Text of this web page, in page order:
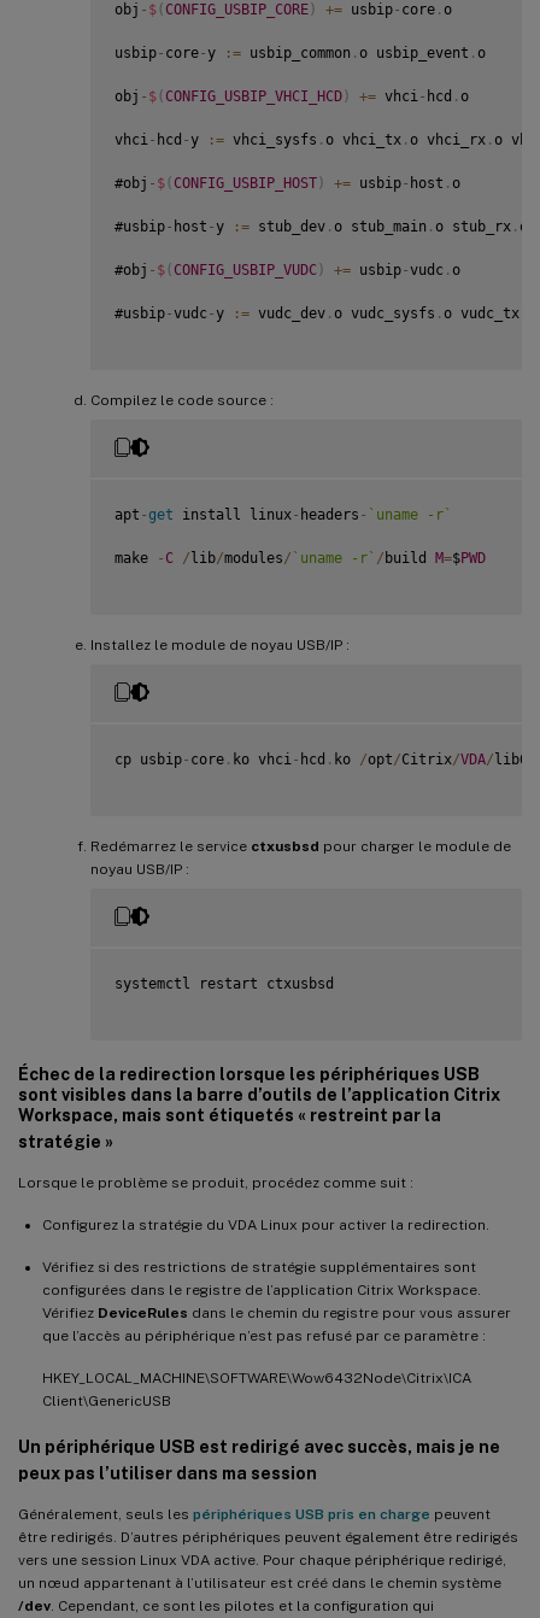
obj - $ ( CONFIG_USBIP_CORE) += usbip- core . o
usbip- core-y := usbip_common . o usbip_event . o
obj - $ ( CONFIG_USBIP_VHCI_HCD) += vhci - hcd . o
vhci - hcd -y := vhci_sysfs . o vhci_tx . o vhci_rx . o
#obj - $ ( CONFIG_USBIP_HOST) += usbip- host . o
#usbip- host -y := stub_dev . o stub_main . o stub_rx . o
#obj - $ ( CONFIG_USBIP_VUDC) += usbip-vudc . o
#usbip-vudc -y := vudc_dev . o vudc_sysfs . o vudc_tx
Compilez le code source :
apt -get install linux- headers - ` uname -r`
make - C /lib/modules/ ` uname -r` / build M=$PWD
Installez le module de noyau USB/IP :
cp usbip- core . ko vhci - hcd . ko /opt/Citrix/VDA/lib64
Redémarrez le service ctxusbsd pour charger le module de
noyau USB/IP :
systemctl restart ctxusbsd
Échec de la redirection lorsque les périphériques USB
sont visibles dans la barre d’outils de l’application Citrix
Workspace, mais sont étiquetés « restreint par la
stratégie »
Lorsque le problème se produit, procédez comme suit :
Configurez la stratégie du VDA Linux pour activer la redirection.
Vérifiez si des restrictions de stratégie supplémentaires sont
configurées dans le registre de l’application Citrix Workspace.
Vérifiez DeviceRules dans le chemin du registre pour vous assurer
que l’accès au périphérique n’est pas refusé par ce paramètre :
HKEY_LOCAL_MACHINE\SOFTWARE\Wow6432Node\Citrix\ICA
Client\GenericUSB
Un périphérique USB est redirigé avec succès, mais je ne
peux pas l’utiliser dans ma session
Généralement, seuls les périphériques USB pris en charge peuvent
être redirigés. D’autres périphériques peuvent également être redirigés
vers une session Linux VDA active. Pour chaque périphérique redirigé,
un nœud appartenant à l’utilisateur est créé dans le chemin système
/dev . Cependant, ce sont les pilotes et la configuration qui